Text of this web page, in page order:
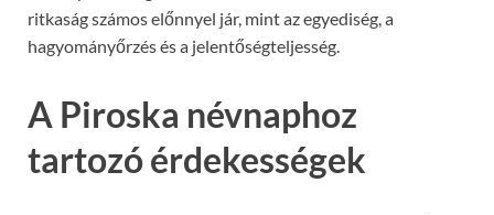
ritkaság számos előnnyel jár, mint az egyediség, a
hagyományőrzés és a jelentőségteljesség.
A Piroska névnaphoz
tartozó érdekességek